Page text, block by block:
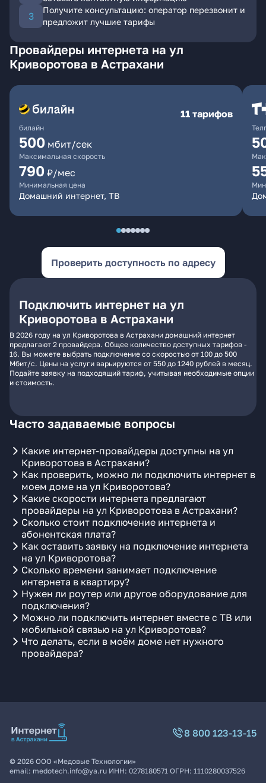
Получите консультацию: оператор перезвонит и
предложит лучшие тарифы
Провайдеры интернета на ул
Криворотова в Астрахани
билайн
11 тарифов
500 мбит/сек
Максимальная скорость
790 ₽/мес
Минимальная цена
Домашний интернет, ТВ
Проверить доступность по адресу
Подключить интернет на ул
Криворотова в Астрахани
В 2026 году на ул Криворотова в Астрахани домашний интернет
предлагают 2 провайдера. Общее количество доступных тарифов -
16. Вы можете выбрать подключение со скоростью от 100 до 500
Мбит/с. Цены на услуги варьируются от 550 до 1240 рублей в месяц.
Подайте заявку на подходящий тариф, учитывая необходимые опции
и стоимость.
Часто задаваемые вопросы
Какие интернет-провайдеры доступны на ул
Криворотова в Астрахани?
Как проверить, можно ли подключить интернет в
моем доме на ул Криворотова?
Какие скорости интернета предлагают
провайдеры на ул Криворотова в Астрахани?
Сколько стоит подключение интернета и
абонентская плата?
Как оставить заявку на подключение интернета
на ул Криворотова?
Сколько времени занимает подключение
интернета в квартиру?
Нужен ли роутер или другое оборудование для
подключения?
Можно ли подключить интернет вместе с ТВ или
мобильной связью на ул Криворотова?
Что делать, если в моём доме нет нужного
провайдера?
8 800 123-13-15
© 2026 ООО «Медовые Технологии»
email: medotech.info@ya.ru ИНН: 0278180571 ОГРН: 1110280037526